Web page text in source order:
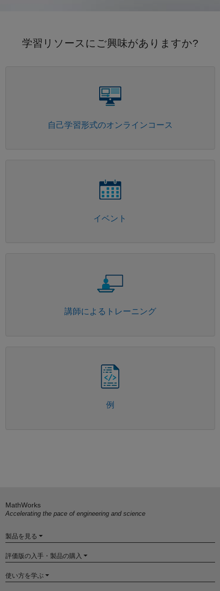
学習リソースにご興味がありますか?
自己学習形式のオンラインコース
イベント
講師によるトレーニング
例
MathWorks
Accelerating the pace of engineering and science
製品を見る
評価版の入手・製品の購入
使い方を学ぶ